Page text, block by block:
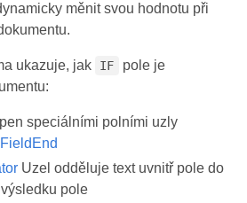
měnit svou hodnotu při
ukazuje, jak IF
pole je
speciálními polními uzly
FieldEnd
Uzel odděluje text uvnitř pole do
pole